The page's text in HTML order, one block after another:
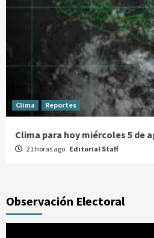
Clima Reportes
Clima para hoy miércoles 5 de
21 horas ago Editorial Staff
Observación Electoral